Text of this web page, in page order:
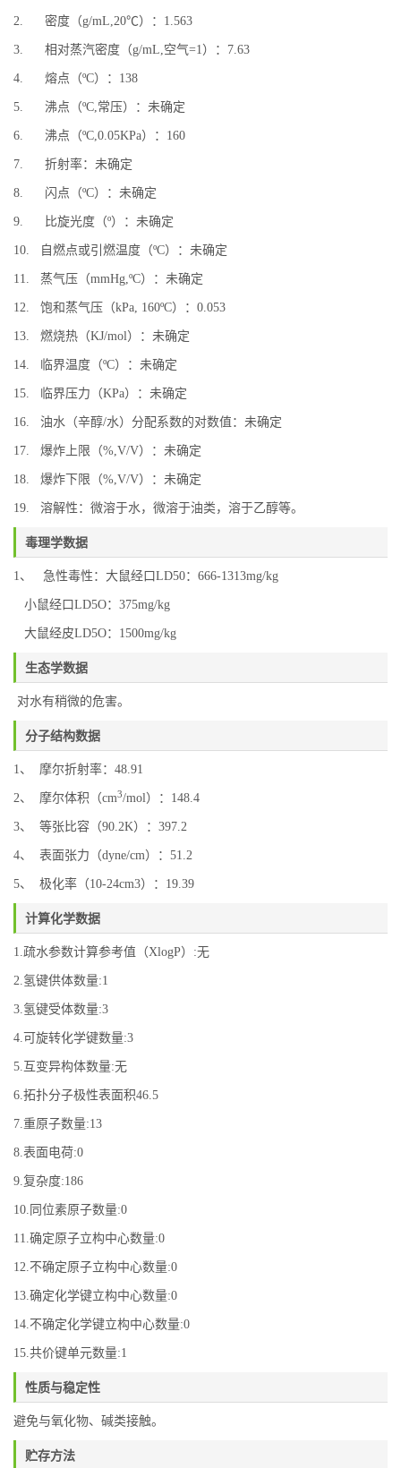
2. 密度（g/mL,20℃）：1.563
3. 相对蒸汽密度（g/mL,空气=1）：7.63
4. 熔点（ºC）：138
5. 沸点（ºC,常压）：未确定
6. 沸点（ºC,0.05KPa）：160
7. 折射率：未确定
8. 闪点（ºC）：未确定
9. 比旋光度（º）：未确定
10. 自燃点或引燃温度（ºC）：未确定
11. 蒸气压（mmHg,ºC）：未确定
12. 饱和蒸气压（kPa, 160ºC）：0.053
13. 燃烧热（KJ/mol）：未确定
14. 临界温度（ºC）：未确定
15. 临界压力（KPa）：未确定
16. 油水（辛醇/水）分配系数的对数值：未确定
17. 爆炸上限（%,V/V）：未确定
18. 爆炸下限（%,V/V）：未确定
19. 溶解性：微溶于水，微溶于油类，溶于乙醇等。
毒理学数据
1、 急性毒性：大鼠经口LD50：666-1313mg/kg
小鼠经口LD5O：375mg/kg
大鼠经皮LD5O：1500mg/kg
生态学数据
对水有稍微的危害。
分子结构数据
1、 摩尔折射率：48.91
2、 摩尔体积（cm3/mol）：148.4
3、 等张比容（90.2K）：397.2
4、 表面张力（dyne/cm）：51.2
5、 极化率（10-24cm3）：19.39
计算化学数据
1.疏水参数计算参考值（XlogP）:无
2.氢键供体数量:1
3.氢键受体数量:3
4.可旋转化学键数量:3
5.互变异构体数量:无
6.拓扑分子极性表面积46.5
7.重原子数量:13
8.表面电荷:0
9.复杂度:186
10.同位素原子数量:0
11.确定原子立构中心数量:0
12.不确定原子立构中心数量:0
13.确定化学键立构中心数量:0
14.不确定化学键立构中心数量:0
15.共价键单元数量:1
性质与稳定性
避免与氧化物、碱类接触。
贮存方法